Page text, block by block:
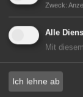
KI:
Zweck:
Alle
Mit
Ich lehne ab